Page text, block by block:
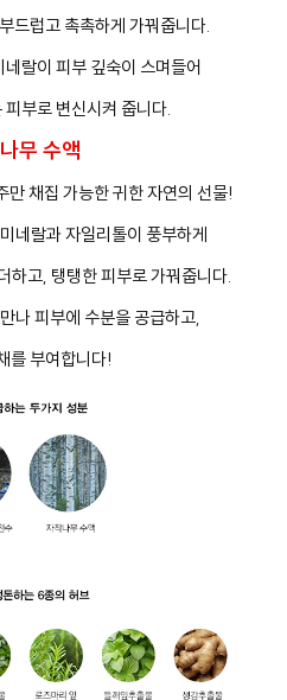
드럽고 촉촉하게 가꿔줍니다.
랄이 피부 깊숙이 스며들어
부로 변신시켜 줍니다.
무 수액
만 채집 가능한 귀한 자연의 선물!
네랄과 자일리톨이 풍부하게
하고, 탱탱한 피부로 가꿔줍니다.
나 피부에 수분을 공급하고,
를 부여합니다!